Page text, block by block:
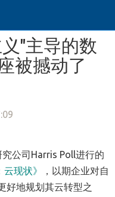
"主导的数
被撼动了
公司Harris Poll进行的
现状》
，以期企业对自
好地规划其云转型之